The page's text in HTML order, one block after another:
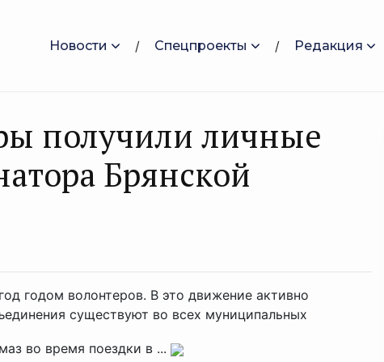
Новости Спецпроекты Редакция
получили личные
Брянской
годом волонтеров. В это движение активно
существуют во всех муниципальных
во время поездки в ...